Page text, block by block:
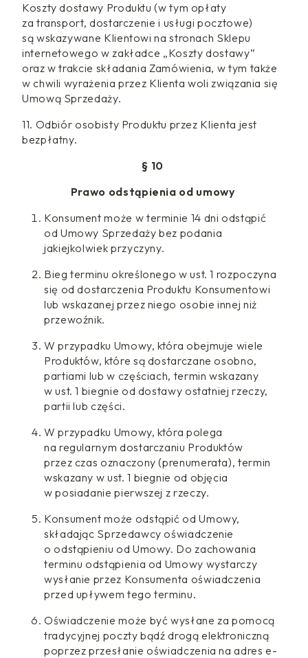
Koszty dostawy Produktu (w tym opłaty
za transport, dostarczenie i usługi pocztowe)
są wskazywane Klientowi na stronach Sklepu
internetowego w zakładce „Koszty dostawy”
oraz w trakcie składania Zamówienia, w tym także
w chwili wyrażenia przez Klienta woli związania się
Umową Sprzedaży.
11. Odbiór osobisty Produktu przez Klienta jest
bezpłatny.
§ 10
Prawo odstąpienia od umowy
Konsument może w terminie 14 dni odstąpić
od Umowy Sprzedaży bez podania
jakiejkolwiek przyczyny.
Bieg terminu określonego w ust. 1 rozpoczyna
się od dostarczenia Produktu Konsumentowi
lub wskazanej przez niego osobie innej niż
przewoźnik.
W przypadku Umowy, która obejmuje wiele
Produktów, które są dostarczane osobno,
partiami lub w częściach, termin wskazany
w ust. 1 biegnie od dostawy ostatniej rzeczy,
partii lub części.
W przypadku Umowy, która polega
na regularnym dostarczaniu Produktów
przez czas oznaczony (prenumerata), termin
wskazany w ust. 1 biegnie od objęcia
w posiadanie pierwszej z rzeczy.
Konsument może odstąpić od Umowy,
składając Sprzedawcy oświadczenie
o odstąpieniu od Umowy. Do zachowania
terminu odstąpienia od Umowy wystarczy
wysłanie przez Konsumenta oświadczenia
przed upływem tego terminu.
Oświadczenie może być wysłane za pomocą
tradycyjnej poczty bądź drogą elektroniczną
poprzez przesłanie oświadczenia na adres e-